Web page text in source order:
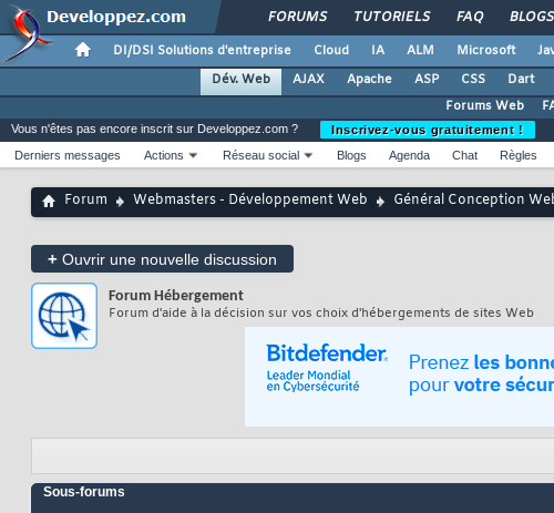
FORUMS TUTORIELS FAQ BLOGS
DI/DSI Solutions d'entreprise Cloud IA ALM Microsoft
Dév. Web
AJAX Apache ASP CSS Dart
Forums Web
Vous n'êtes pas encore inscrit sur Developpez.com ?
Inscrivez-vous gratuitement !
Derniers messages
Actions Réseau social Blogs Agenda Chat Règles
Forum Webmasters - Développement Web Général Conception
+ Ouvrir une nouvelle discussion
Forum Hébergement
Forum d'aide à la décision sur vos choix d'hébergements de sites Web
Sous-forums